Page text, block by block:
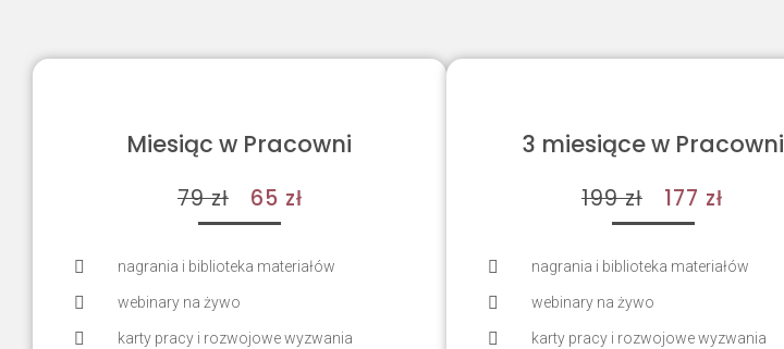
Miesiąc w Pracowni
79 zł 65 zł
nagrania i biblioteka materiałów
webinary na żywo
karty pracy i rozwojowe wyzwania
3 miesiące w Pracowni
199 zł 177 zł
nagrania i biblioteka materiałów
webinary na żywo
karty pracy i rozwojowe wyzwania